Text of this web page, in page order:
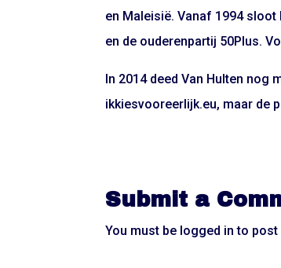
en Maleisië. Vanaf 1994
en de ouderenpartij 50Plus.
In 2014 deed Van Hulten nog
ikkiesvooreerlijk.eu, maar de
Submit a
You must be logged in to post